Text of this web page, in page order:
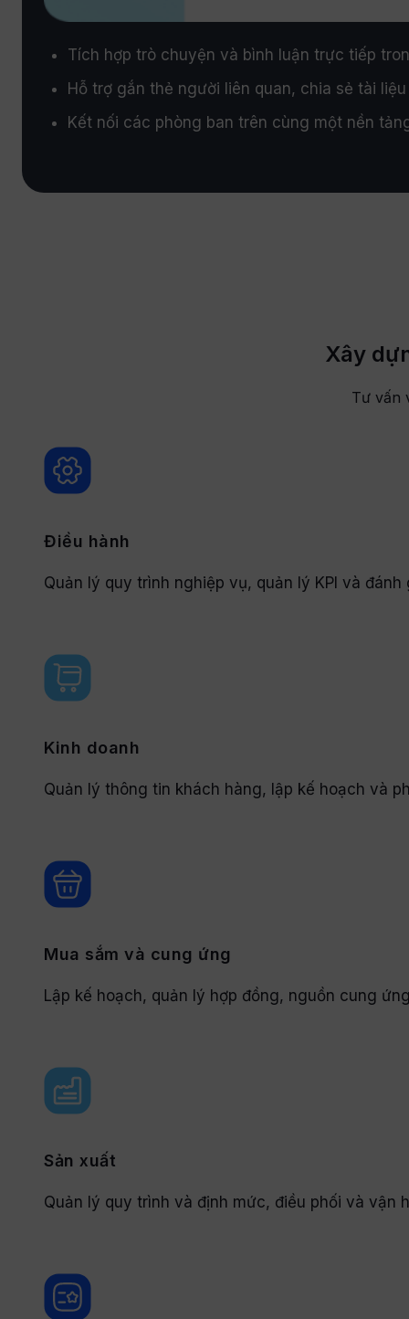
Tích hợp trò chuyện và bình luận trực tiếp
Hỗ trợ gắn thẻ người liên quan, chia sẻ tài
Kết nối các phòng ban trên cùng một nền
Xây
Tư vấn
Điều hành
Quản lý quy trình nghiệp vụ, quản lý KPI và
Kinh doanh
Quản lý thông tin khách hàng, lập kế hoạch và
Mua sắm và cung ứng
Lập kế hoạch, quản lý hợp đồng, nguồn cung
Sản xuất
Quản lý quy trình và định mức, điều phối và vận